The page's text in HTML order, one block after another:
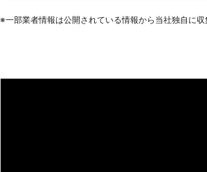
り組みます
※⼀部業者情報は公開されている情報から当社独⾃に